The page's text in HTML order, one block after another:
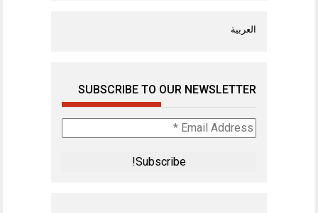
العربية
SUBSCRIBE TO OUR NEWSLETTER
Email
Address